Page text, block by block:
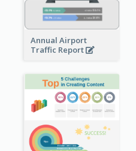
Annual Airport
Traffic Report